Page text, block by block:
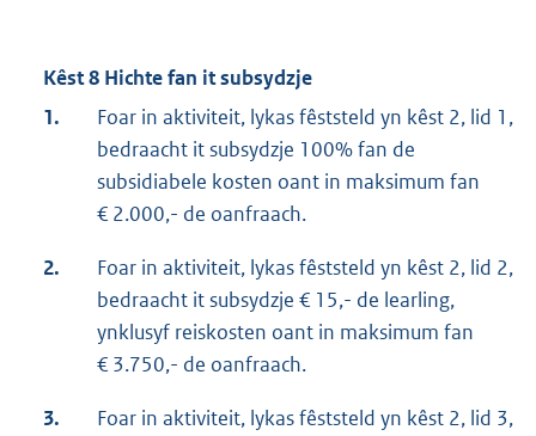
Kêst 8 Hichte fan it subsydzje
1.
Foar in aktiviteit, lykas fêststeld yn kêst 2, lid 1,
bedraacht it subsydzje 100% fan de
subsidiabele kosten oant in maksimum fan
€ 2.000,- de oanfraach.
2.
Foar in aktiviteit, lykas fêststeld yn kêst 2, lid 2,
bedraacht it subsydzje € 15,- de learling,
ynklusyf reiskosten oant in maksimum fan
€ 3.750,- de oanfraach.
3.
Foar in aktiviteit, lykas fêststeld yn kêst 2, lid 3,